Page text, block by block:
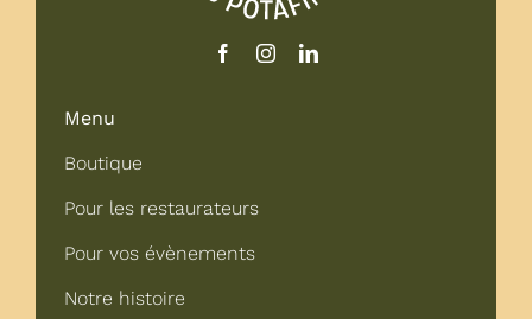
Menu
Boutique
Pour les restaurateurs
Pour vos évènements
Notre histoire